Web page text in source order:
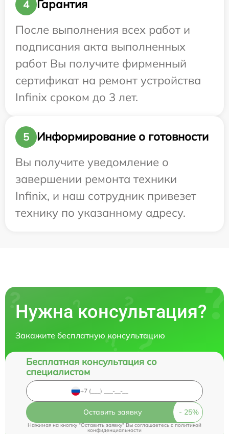
4
Гарантия
После выполнения всех работ и
подписания акта выполненных
работ Вы получите фирменный
сертификат на ремонт устройства
Infinix сроком до 3 лет.
5
Информирование о готовности
Вы получите уведомление о
завершении ремонта техники
Infinix, и наш сотрудник привезет
технику по указанному адресу.
Нужна консультация?
Закажите бесплатную консультацию
Бесплатная консультация со
специалистом
Оставить заявку
Нажимая на кнопку "Оставить заявку" Вы соглашаетесь cполитикой
конфиденциальности